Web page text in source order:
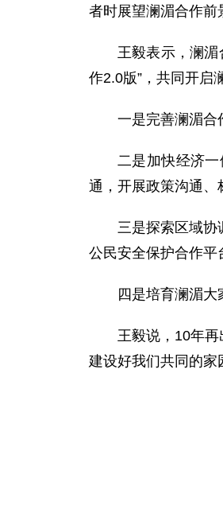
者时展望澜湄合作前
王毅表示，澜
作2.0版”，共同开启
一是完善澜湄合
二是加快经济
通，开展政策沟通、
三是探索区域协
公民安全保护合作平
四是培育澜湄大
王毅说，10年
建设好我们共同的家